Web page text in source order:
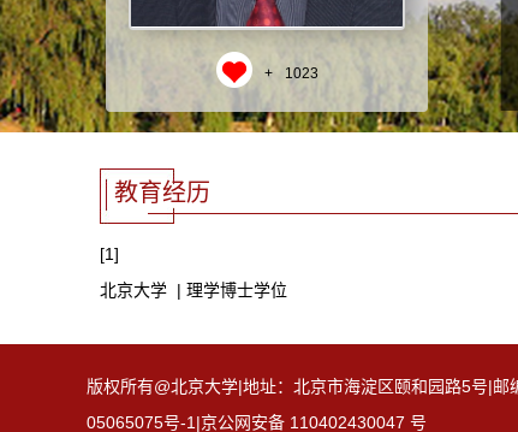
+ 1023
教育经历
[1]
北京大学 | 理学博士学位
版权所有@北京大学|地址：北京市海淀区颐和园路5号|
05065075号-1|京公网安备 110402430047 号